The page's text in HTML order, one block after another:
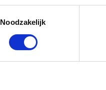
Noodzakelijk